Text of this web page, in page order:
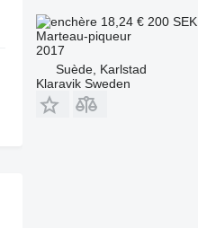
18,24 € 200 SEK
Marteau-piqueur
2017
Suède, Karlstad
Klaravik Sweden